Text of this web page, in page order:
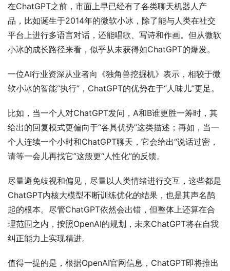
在ChatGPT之前，市面上早已经有了各类聊天机器人产
品，比如诞生于2014年的微软小冰，除了能与人类在社交
平台上进行多语言对话，还能唱歌、写诗和作画。但从微软
小冰的成长路径来看，似乎从未获得如ChatGPT的爆发。
一位AI行业资深从业者向《独角兽挖掘机》表示，相较于微
软小冰的智能“执行”，ChatGPT的优势在于“人味儿”更足。
比如，当一个人对ChatGPT发问，A和B谁更胜一筹时，其
给出的回复模式更偏向于“各具优势”这类描述；再如，当一
个人连续一个小时和ChatGPT聊天，它会给出“说话过密，
请等一会儿再找它”这般更“人性化”的反馈。
尽量避免歧视和偏见，尽量以人类情绪进行交互，这些都是
ChatGPT内核大模型不断训练优化的结果，也是其声名鹊
起的根本。尽管ChatGPT依然会出错，但整体上还算在合
理范围之内，按照OpenAI的规划，未来ChatGPT将在自我
纠正能力上实现精进。
值得一提的是，根据OpenAI官网信息，ChatGPT即将推出